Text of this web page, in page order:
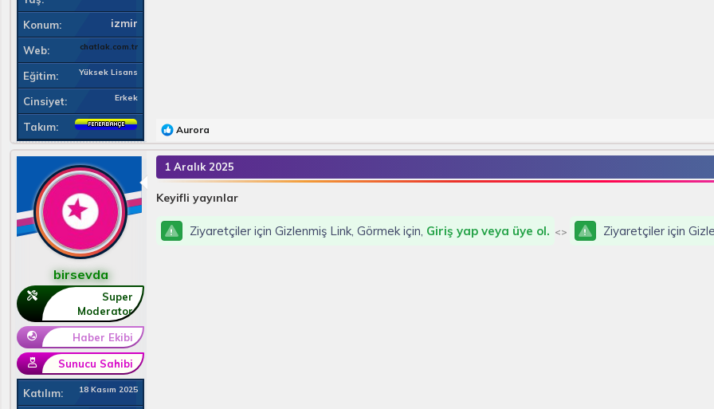
Konum izmir
Web chatlak.com.tr
Eğitim Yüksek Lisans
Cinsiyet Erkek
Takım
T
e
p
k
i
l
e
r
:
Aurora
birsevda
Super
Moderator
Haber Ekibi
Sunucu Sahibi
Katılım 18 Kasım 2025
1 Aralık 2025
Keyifli yayınlar
Ziyaretçiler için Gizlenmiş Link, Görmek için, Giriş yap veya üye ol. <> Ziyaretçiler için